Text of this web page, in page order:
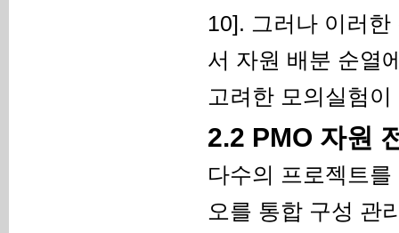
10]. 그러나 이러
서 자원 배분 순열
고려한 모의실험
2.2 PMO 자원
다수의 프로젝트
오를 통합 구성 관